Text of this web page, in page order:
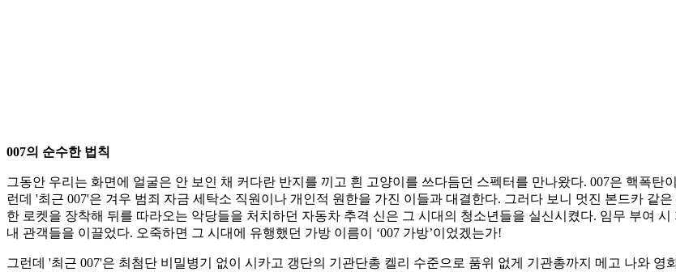
007의 순수한 법칙
그동안 우리는 화면에 얼굴은 안 보인 채 커다란 반지를 끼고 흰 고양이를 쓰다듬던 스펙터를 만나왔다. 007은 핵폭
런데 '최근 007'은 겨우 범죄 자금 세탁소 직원이나 개인적 원한을 가진 이들과 대결한다. 그러다 보니 멋진 본드카 같
한 로켓을 장착해 뒤를 따라오는 악당들을 처치하던 자동차 추격 신은 그 시대의 청소년들을 실신시켰다. 임무 부여
내 관객들을 이끌었다. 오죽하면 그 시대에 유행했던 가방 이름이 ‘007 가방’이었겠는가!
그런데 '최근 007'은 최첨단 비밀병기 없이 시카고 갱단의 기관단총 켈리 수준으로 품위 없게 기관총까지 메고 나와